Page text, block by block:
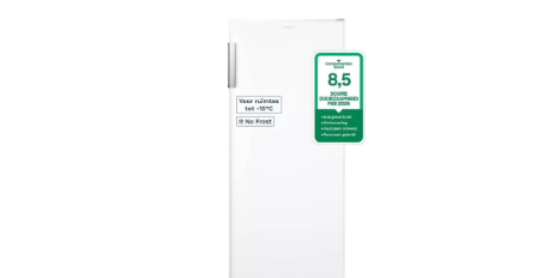
voor garage tot -15°C Diepvrieskast
Vrijstaand 8 lades vakken Zwart RVS